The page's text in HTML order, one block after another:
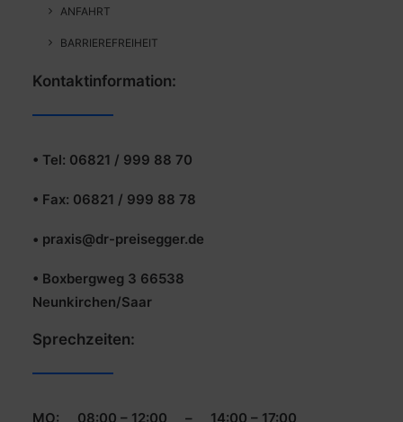
ANFAHRT
BARRIEREFREIHEIT
Kontaktinformation:
• Tel: 06821 / 999 88 70
• Fax: 06821 / 999 88 78
• praxis@dr-preisegger.de
• Boxbergweg 3 66538
Neunkirchen/Saar
Sprechzeiten:
MO: 08:00 – 12:00 – 14:00 – 17:00